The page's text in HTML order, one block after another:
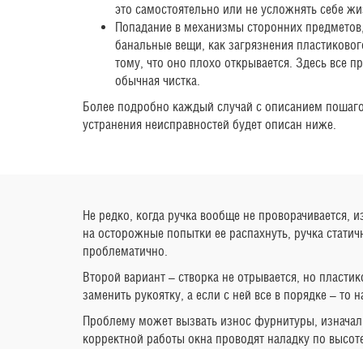
это самостоятельно или не усложнять себе
Попадание в механизмы сторонних
банальные вещи, как загрязнения
тому, что оно плохо открывается. Здесь все
обычная чистка.
Более подробно каждый случай с описанием
устранения неисправностей будет описан ниже.
Не редко, когда ручка вообще не проворачивается,
на осторожные попытки ее распахнуть, ручка
проблематично.
Второй вариант – створка не отрывается, но
заменить рукоятку, а если с ней все в порядке – то
Проблему может вызвать износ фурнитуры,
корректной работы окна проводят наладку по